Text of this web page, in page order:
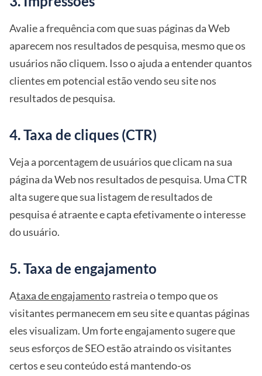
Avalie a frequência com que suas páginas da Web
aparecem nos resultados de pesquisa, mesmo que os
usuários não cliquem. Isso o ajuda a entender quantos
clientes em potencial estão vendo seu site nos
resultados de pesquisa.
4. Taxa de cliques (CTR)
Veja a porcentagem de usuários que clicam na sua
página da Web nos resultados de pesquisa. Uma CTR
alta sugere que sua listagem de resultados de
pesquisa é atraente e capta efetivamente o interesse
do usuário.
5. Taxa de engajamento
Ataxa de engajamentorastreia o tempo que os
visitantes permanecem em seu site e quantas páginas
eles visualizam. Um forte engajamento sugere que
seus esforços de SEO estão atraindo os visitantes
certos e seu conteúdo está mantendo-os